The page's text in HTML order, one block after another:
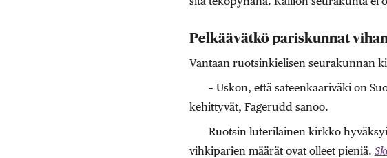
Pelkäävätkö pariskunnat
Vantaan ruotsinkielisen seurakunnan
– Uskon, että sateenkaariväki on
kehittyvät, Fagerudd sanoo.
Ruotsin luterilainen kirkko
vihkiparien määrät ovat olleet pieniä.